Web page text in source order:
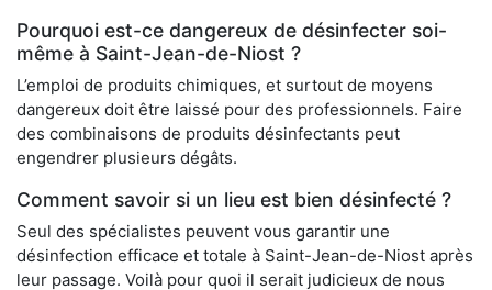
Pourquoi est-ce dangereux de désinfecter soi-
même à Saint-Jean-de-Niost ?
L’emploi de produits chimiques, et surtout de moyens
dangereux doit être laissé pour des professionnels. Faire
des combinaisons de produits désinfectants peut
engendrer plusieurs dégâts.
Comment savoir si un lieu est bien désinfecté ?
Seul des spécialistes peuvent vous garantir une
désinfection efficace et totale à Saint-Jean-de-Niost après
leur passage. Voilà pour quoi il serait judicieux de nous